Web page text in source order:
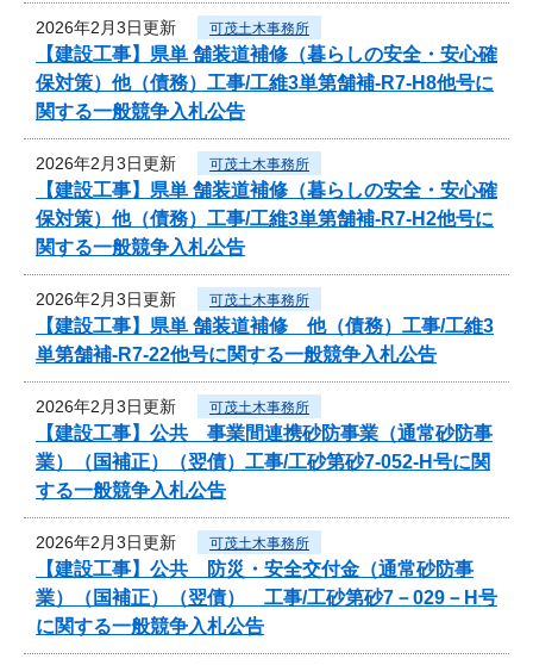
2026年2月3日更新 可茂土木事務所
【建設工事】県単 舗装道補修（暮らしの安全・安心確
保対策）他（債務）工事/工維3単第舗補-R7-H8他号に
関する一般競争入札公告
2026年2月3日更新 可茂土木事務所
【建設工事】県単 舗装道補修（暮らしの安全・安心確
保対策）他（債務）工事/工維3単第舗補-R7-H2他号に
関する一般競争入札公告
2026年2月3日更新 可茂土木事務所
【建設工事】県単 舗装道補修 他（債務）工事/工維3
単第舗補-R7-22他号に関する一般競争入札公告
2026年2月3日更新 可茂土木事務所
【建設工事】公共 事業間連携砂防事業（通常砂防事
業）（国補正）（翌債）工事/工砂第砂7-052-H号に関
する一般競争入札公告
2026年2月3日更新 可茂土木事務所
【建設工事】公共 防災・安全交付金（通常砂防事
業）（国補正）（翌債） 工事/工砂第砂7－029－H号
に関する一般競争入札公告